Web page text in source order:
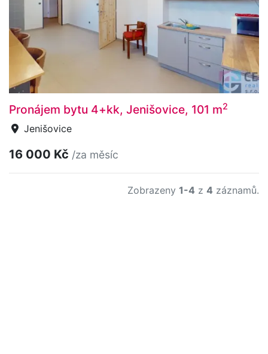
Pronájem bytu 4+kk, Jenišovice, 101 m2
Jenišovice
16 000 Kč /za měsíc
Zobrazeny 1-4 z 4 záznamů.